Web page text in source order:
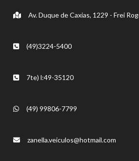
Av. Duque de Caxias, 1229 - Frei
(49)3224-5400
7te) l:49-35120
(49) 99806-7799
zanella.veiculos@hotmail.com